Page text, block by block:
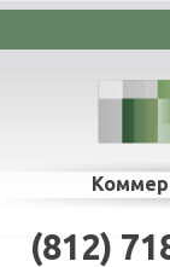
(812)